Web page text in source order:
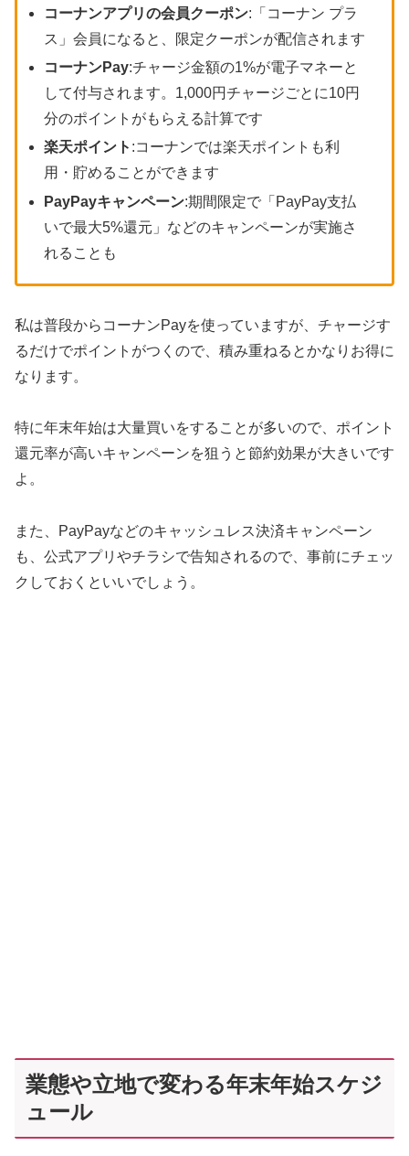
コーナンアプリの会員クーポン:「コーナン プラ
ス」会員になると、限定クーポンが配信されます
コーナンPay:チャージ金額の1%が電子マネーと
して付与されます。1,000円チャージごとに10円
分のポイントがもらえる計算です
楽天ポイント :コーナンでは楽天ポイントも利
用・貯めることができます
PayPayキャンペーン:期間限定で「PayPay支払
いで最大5%還元」などのキャンペーンが実施さ
れることも
私は普段からコーナンPayを使っていますが、チャージす
るだけでポイントがつくので、積み重ねるとかなりお得に
なります。
特に年末年始は大量買いをすることが多いので、ポイント
還元率が高いキャンペーンを狙うと節約効果が大きいです
よ。
また、PayPayなどのキャッシュレス決済キャンペーン
も、公式アプリやチラシで告知されるので、事前にチェッ
クしておくといいでしょう。
業態や立地で変わる年末年始スケジ
ュール